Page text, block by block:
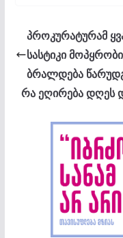
პროკურატურამ
სასტიკი
ბრალდება
რა ეღირება დღეს